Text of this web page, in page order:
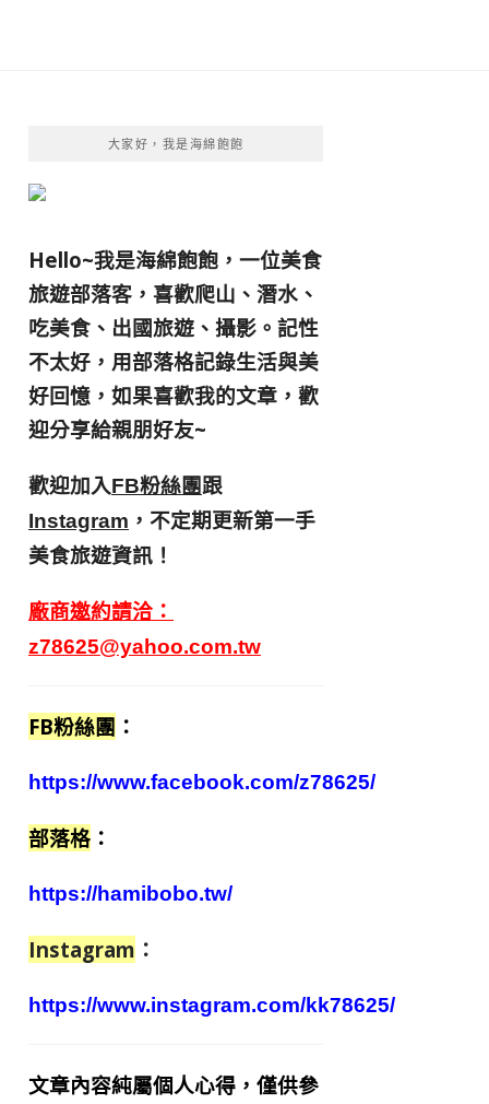
大家好，我是海綿飽飽
Hello~我是海綿飽飽，一位美食
旅遊部落客， 喜歡爬山、潛水、
吃美食、出國旅遊、攝影。 記性
不太好，用部落格記錄生活與美
好回憶， 如果喜歡我的文章，歡
迎分享給親朋好友~
歡迎加入FB粉絲團跟
Instagram ，不定期更新第一手
美食旅遊資訊！
廠商邀約請洽：
z78625@yahoo.com.tw
FB粉絲團 ：
https://www.facebook.com/z78625/
部落格 ：
https://hamibobo.tw/
Instagram ：
https://www.instagram.com/kk78625/
文章內容純屬個人心得，僅供參